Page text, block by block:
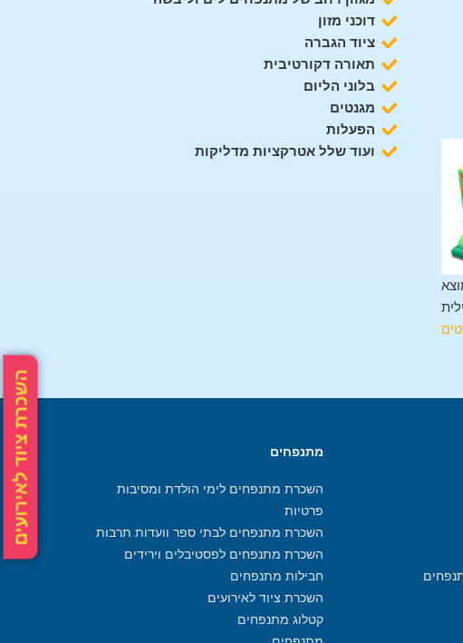
השכרת ציוד לאירועים
דוכני מזון
ציוד הגברה
תאורה דקורטיבית
בלוני הליום
מגנטים
הפעלות
ועוד שלל אטרקציות מדליקות
מתנפחים
השכרת מתנפחים לימי הולדת ומסיבות
פרטיות
השכרת מתנפחים לבתי ספר וועדות תרבות
השכרת מתנפחים לפסטיבלים וירידים
חבילות מתנפחים
השכרת ציוד לאירועים
קטלוג מתנפחים